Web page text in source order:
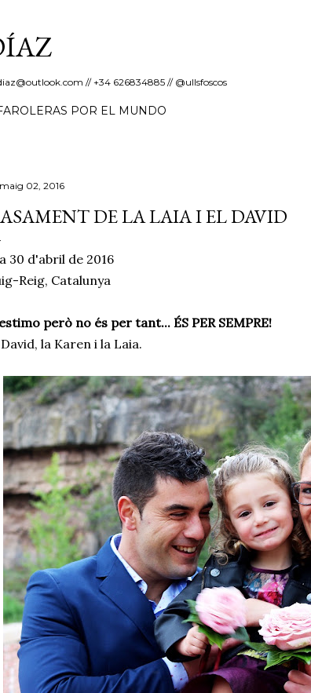
// +34 626834885 // @ullsfoscos
POR EL MUNDO
02, 2016
DE LA LAIA I EL DAVID
30 d'abril de 2016
Reig, Catalunya
però no és per tant... ÉS PER SEMPRE!
la Karen i la Laia.